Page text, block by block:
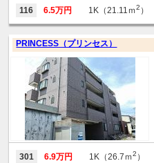
116 6.5万円 1K（21.11ｍ2 ）
PRINCESS（プリンセス）
301 6.9万円 1K（26.7ｍ2 ）